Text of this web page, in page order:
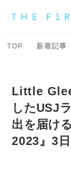
TOP 新着記事
Little
したUSJ
出を届け
2023』3